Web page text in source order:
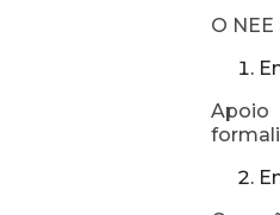
O
Apoio